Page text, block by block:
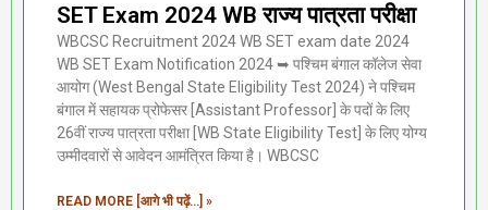
SET Exam 2024 WB राज्य पात्रता परीक्षा
WBCSC Recruitment 2024 WB SET exam date 2024
WB SET Exam Notification 2024 ➥ पश्चिम बंगाल कॉलेज सेवा
आयोग (West Bengal State Eligibility Test 2024) ने पश्चिम
बंगाल में सहायक प्रोफेसर [Assistant Professor] के पदों के लिए
26वीं राज्य पात्रता परीक्षा [WB State Eligibility Test] के लिए योग्य
उम्मीदवारों से आवेदन आमंत्रित किया है। WBCSC
READ MORE [आगे भी पढ़ें...] »